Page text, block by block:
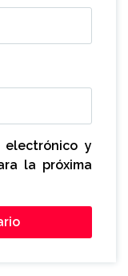
electrónico y
la próxima